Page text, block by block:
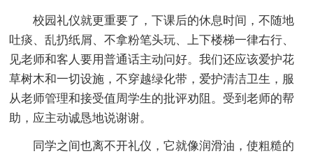
校园礼仪就更重要了，下课后的休息时间，不随地
吐痰、乱扔纸屑、不拿粉笔头玩、上下楼梯一律右行、
见老师和客人要用普通话主动问好。我们还应该爱护花
草树木和一切设施，不穿越绿化带，爱护清洁卫生，服
从老师管理和接受值周学生的批评劝阻。受到老师的帮
助，应主动诚恳地说谢谢。
同学之间也离不开礼仪，它就像润滑油，使粗糙的